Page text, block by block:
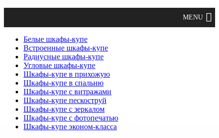
Белые шкафы-купе
Встроенные шкафы-купе
Радиусные шкафы-купе
Угловые шкафы-купе
Шкафы-купе в прихожую
Шкафы-купе в спальню
Шкафы-купе с витражами
Шкафы-купе пескоструй
Шкафы-купе с зеркалом
Шкафы-купе с фотопечатью
Шкафы-купе эконом-класса